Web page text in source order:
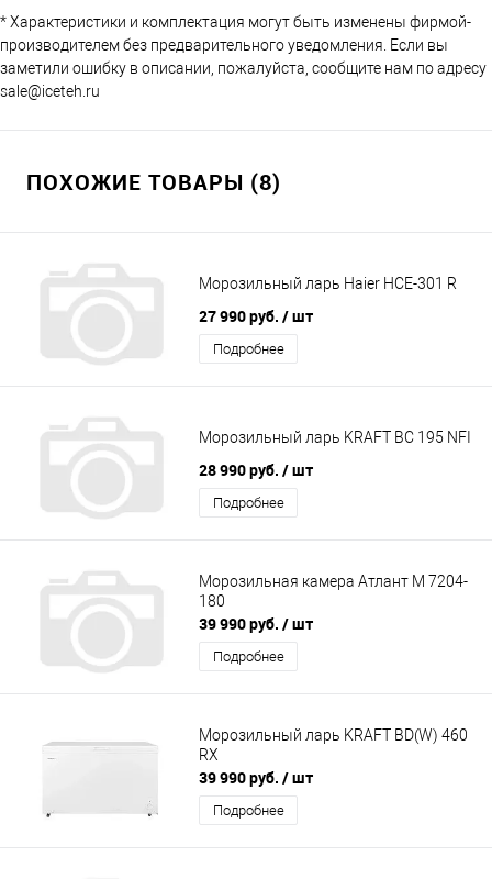
* Характеристики и комплектация могут быть изменены фирмой-
производителем без предварительного уведомления. Если вы
заметили ошибку в описании, пожалуйста, сообщите нам по адресу
sale@iceteh.ru
ПОХОЖИЕ ТОВАРЫ (8)
Морозильный ларь Haier HCE-301 R
27 990 руб. / шт
Подробнее
Морозильный ларь KRAFT BC 195 NFI
28 990 руб. / шт
Подробнее
Морозильная камера Атлант М 7204-
180
39 990 руб. / шт
Подробнее
Морозильный ларь KRAFT BD(W) 460
RX
39 990 руб. / шт
Подробнее